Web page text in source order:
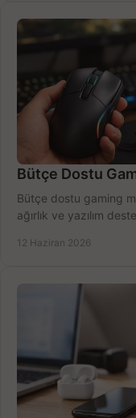
Bütçe Dostu
Bütçe dostu gaming
ağırlık ve yazılım
12 Haziran 2026